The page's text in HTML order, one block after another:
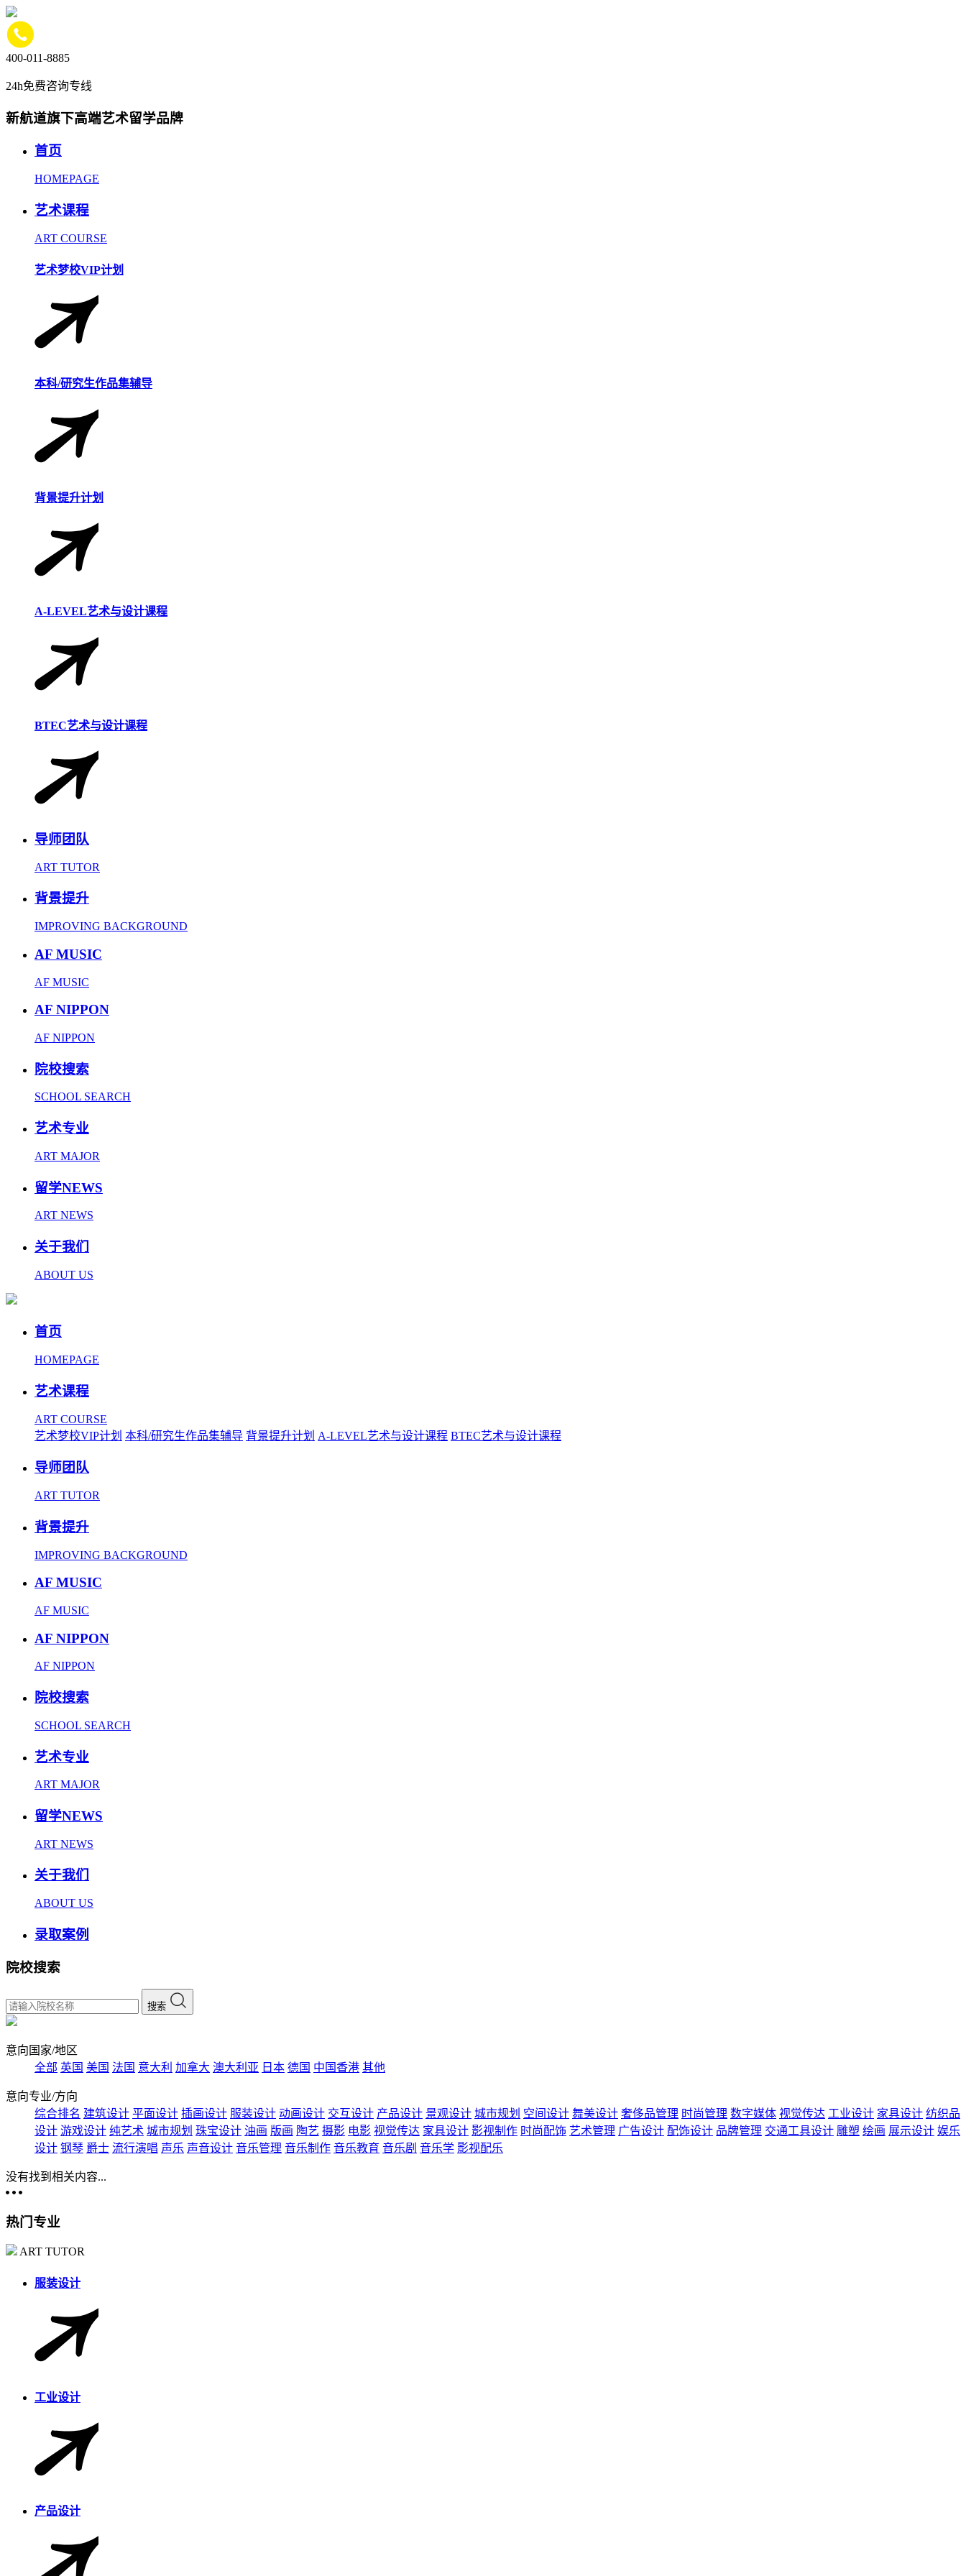
400-011-8885
24h免费咨询专线
新航道旗下高端艺术留学品牌
首页
HOMEPAGE
艺术课程
ART COURSE
艺术梦校VIP计划
本科/研究生作品集辅导
背景提升计划
A-LEVEL艺术与设计课程
BTEC艺术与设计课程
导师团队
ART TUTOR
背景提升
IMPROVING BACKGROUND
AF MUSIC
AF MUSIC
AF NIPPON
AF NIPPON
院校搜索
SCHOOL SEARCH
艺术专业
ART MAJOR
留学NEWS
ART NEWS
关于我们
ABOUT US
首页
HOMEPAGE
艺术课程
ART COURSE
艺术梦校VIP计划 本科/研究生作品集辅导 背景提升计划 A-LEVEL艺术与设计课程 BTEC艺术与设计课程
导师团队
ART TUTOR
背景提升
IMPROVING BACKGROUND
AF MUSIC
AF MUSIC
AF NIPPON
AF NIPPON
院校搜索
SCHOOL SEARCH
艺术专业
ART MAJOR
留学NEWS
ART NEWS
关于我们
ABOUT US
录取案例
院校搜索
搜索
意向国家/地区
全部 英国 美国 法国 意大利 加拿大 澳大利亚 日本 德国 中国香港 其他
意向专业/方向
综合排名 建筑设计 平面设计 插画设计 服装设计 动画设计 交互设计 产品设计 景观设计 城市规划 空间设计 舞美设计 奢侈品管理 时尚管理 数字媒体 视觉传达 工业设计 家具设计 纺织品
设计 游戏设计 纯艺术 城市规划 珠宝设计 油画 版画 陶艺 摄影 电影 视觉传达 家具设计 影视制作 时尚配饰 艺术管理 广告设计 配饰设计 品牌管理 交通工具设计 雕塑 绘画 展示设计 娱乐
设计 钢琴 爵士 流行演唱 声乐 声音设计 音乐管理 音乐制作 音乐教育 音乐剧 音乐学 影视配乐
没有找到相关内容...
热门专业
ART TUTOR
服装设计
工业设计
产品设计